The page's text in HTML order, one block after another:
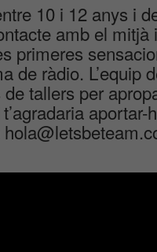
10 i 12 anys i
amb el mitjà
primeres
de ràdio. L’equip
tallers per
aportar-